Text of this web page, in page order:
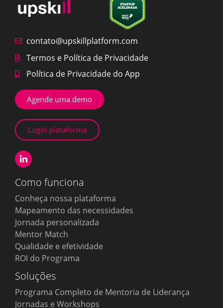
contato@upskillplatform.com
Termos e Política de Privacidade
Política de Privacidade do App
Agende uma demo
Login plataforma
Como funciona
Conheça nossa plataforma
Mapeamento das necessidades
Jornada personalizada
Mentor Match
Qualidade e efetividade
ROI do Programa
Soluções
Programa Completo de Mentoria de Liderança
Jornadas e Workshops